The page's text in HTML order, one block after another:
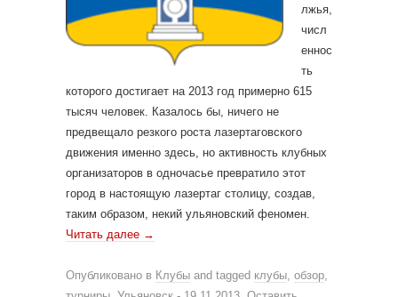
лжья,
числ
еннос
ть
которого достигает на 2013 год примерно 615
тысяч человек. Казалось бы, ничего не
предвещало резкого роста лазертаговского
движения именно здесь, но активность клубных
организаторов в одночасье превратило этот
город в настоящую лазертаг столицу, создав,
таким образом, некий ульяновский феномен.
Читать далее →
Опубликовано в Клубы and tagged клубы, обзор,